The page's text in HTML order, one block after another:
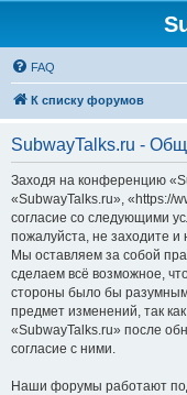
FAQ
К списку форумов
SubwayTalks.ru -
Заходя на конференцию
«SubwayTalks.ru», «https://
согласие со следующими
пожалуйста, не заходите
Мы оставляем за собой
сделаем всё возможное,
стороны было бы разумным
предмет изменений, так
«SubwayTalks.ru» после
согласие с ними.
Наши форумы работают